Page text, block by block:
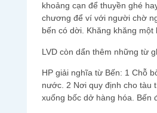
khoảng cạn để thuyền ghé
chương để ví với người chờ
bến có dời. Khăng khăng
LVD còn dẩn thêm những từ
HP giải nghĩa từ Bến: 1 Chỗ
nước. 2 Nơi quy định cho tàu
xuống bốc dở hàng hóa. Bến